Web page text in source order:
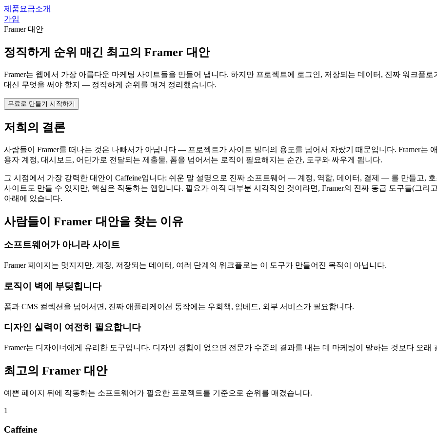
제품요금소개
가입
Framer 대안
정직하게 순위 매긴 최고의 Framer 대안
Framer는 웹에서 가장 아름다운 마케팅 사이트들을 만들어 냅니다. 하지만 프로젝트에 로그인, 저장되는 데이터, 진짜 워크플
대신 무엇을 써야 할지 — 정직하게 순위를 매겨 정리했습니다.
무료로 만들기 시작하기
저희의 결론
사람들이 Framer를 떠나는 것은 나빠서가 아닙니다 — 프로젝트가 사이트 빌더의 용도를 넘어서 자랐기 때문입니다. Framer는
용자 계정, 대시보드, 어딘가로 전달되는 제출물, 폼을 넘어서는 로직이 필요해지는 순간, 도구와 싸우게 됩니다.
그 시점에서 가장 강력한 대안이 Caffeine입니다: 쉬운 말 설명으로 진짜 소프트웨어 — 계정, 역할, 데이터, 결제 — 를 만들고,
사이트도 만들 수 있지만, 핵심은 작동하는 앱입니다. 필요가 아직 대부분 시각적인 것이라면, Framer의 진짜 동급 도구들(그리
아래에 있습니다.
사람들이 Framer 대안을 찾는 이유
소프트웨어가 아니라 사이트
Framer 페이지는 멋지지만, 계정, 저장되는 데이터, 여러 단계의 워크플로는 이 도구가 만들어진 목적이 아닙니다.
로직이 벽에 부딪힙니다
폼과 CMS 컬렉션을 넘어서면, 진짜 애플리케이션 동작에는 우회책, 임베드, 외부 서비스가 필요합니다.
디자인 실력이 여전히 필요합니다
Framer는 디자이너에게 유리한 도구입니다. 디자인 경험이 없으면 전문가 수준의 결과를 내는 데 마케팅이 말하는 것보다 오래
최고의 Framer 대안
예쁜 페이지 뒤에 작동하는 소프트웨어가 필요한 프로젝트를 기준으로 순위를 매겼습니다.
1
Caffeine